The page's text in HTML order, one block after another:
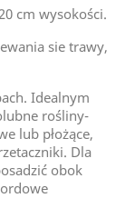
cm wysokości.
sie trawy,
Idealnym
rośliny-
lub płożące,
Dla
obok